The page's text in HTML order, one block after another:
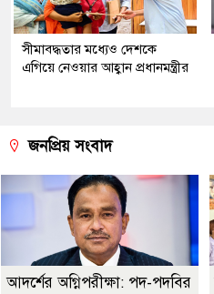
সীমাবদ্ধতার মধ্যেও দেশকে
এগিয়ে নেওয়ার আহ্বান প্রধানমন্ত্রীর
জনপ্রিয় সংবাদ
আদর্শের অগ্নিপরীক্ষা: পদ-পদবির